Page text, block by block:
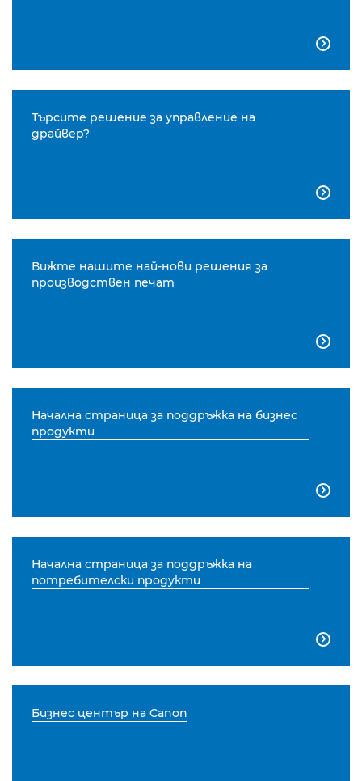

Търсите решение за управление на
драйвер?

Вижте нашите най-нови решения за
производствен печат

Начална страница за поддръжка на бизнес
продукти

Начална страница за поддръжка на
потребителски продукти

Бизнес център на Canon